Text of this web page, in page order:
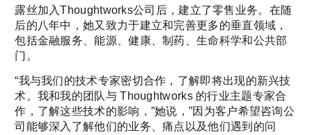
露丝加入Thoughtworks公司后，建立了零售业务。在随
后的八年中，她又致力于建立和完善更多的垂直领域，
包括金融服务、能源、健康、制药、生命科学和公共部
门。
“我与我们的技术专家密切合作，了解即将出现的新兴技
术。我和我的团队与 Thoughtworks 的行业主题专家合
作，了解这些技术的影响，”她说，”因为客户希望咨询公
司能够深入了解他们的业务、痛点以及他们遇到的问